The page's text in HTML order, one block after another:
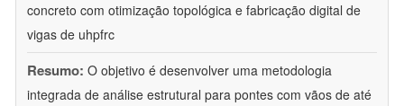
concreto com otimização topológica e fabricação digital de
vigas de uhpfrc
Resumo: O objetivo é desenvolver uma metodologia
integrada de análise estrutural para pontes com vãos de até